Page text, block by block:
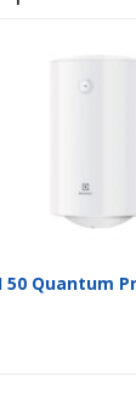
50 Quantum